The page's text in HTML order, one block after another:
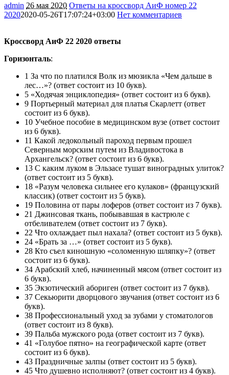
admin 26 мая 2020 Ответы на кроссворд АиФ номер 22
20202020-05-26T17:07:24+03:00 Нет комментариев
Кроссворд АиФ 22 2020 ответы
Горизонталь:
1 За что по платился Волк из мюзикла «Чем дальше в
лес…»? (ответ состоит из 10 букв).
5 «Ходячая энциклопедия» (ответ состоит из 6 букв).
9 Портьерный материал для платья Скарлетт (ответ
состоит из 6 букв).
10 Учебное пособие в медицинском вузе (ответ состоит
из 6 букв).
11 Какой ледокольный пароход первым прошел
Северным морским путем из Владивостока в
Архангельск? (ответ состоит из 6 букв).
13 С каким луком в Эльзасе тушат виноградных улиток?
(ответ состоит из 5 букв).
18 «Разум человека сильнее его кулаков» (французский
классик) (ответ состоит из 5 букв).
19 Половина от пары лоферов (ответ состоит из 7 букв).
21 Джинсовая ткань, побывавшая в кастрюле с
отбеливателем (ответ состоит из 7 букв).
22 Что охлаждает пыл нахала? (ответ состоит из 5 букв).
24 «Брать за …» (ответ состоит из 5 букв).
28 Кто съел киношную «соломенную шляпку»? (ответ
состоит из 6 букв).
34 Арабский хлеб, начиненный мясом (ответ состоит из
6 букв).
35 Экзотический абориген (ответ состоит из 7 букв).
37 Секьюрити дворцового звучания (ответ состоит из 6
букв).
38 Профессиональный уход за зубами у стоматологов
(ответ состоит из 8 букв).
39 Пальба мужского рода (ответ состоит из 7 букв).
41 «Голубое пятно» на географической карте (ответ
состоит из 6 букв).
43 Праздничные залпы (ответ состоит из 5 букв).
45 Что душевно исполняют? (ответ состоит из 4 букв).